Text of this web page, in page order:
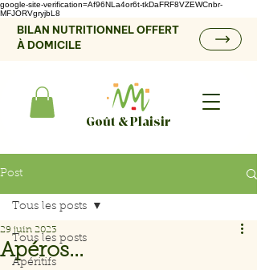
google-site-verification=Af96NLa4or6t-tkDaFRF8VZEWCnbr-
MFJORVgryjbL8
BILAN NUTRITIONNEL OFFERT
À DOMICILE
Goût & Plaisir
Post
Tous les posts
Apéritifs
Tous les posts
Apéros...
29 juin 2023